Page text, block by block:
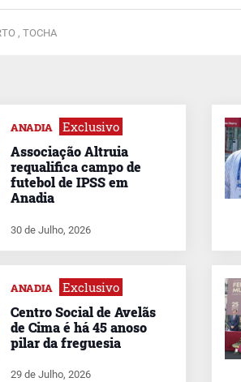
, TOCHA
ANADIA Exclusivo
Associação Altruia
requalifica campo de
futebol de IPSS em
Anadia
30 de Julho, 2026
ANADIA Exclusivo
Centro Social de Avelãs
de Cima é há 45 anoso
pilar da freguesia
29 de Julho, 2026